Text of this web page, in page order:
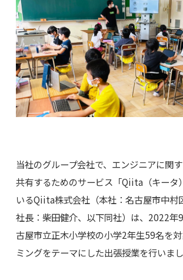
当社のグループ会社で、エンジニアに関
共有するためのサービス「Qiita（キータ
いるQiita株式会社（本社：名古屋市中村
社長：柴田健介、以下同社）は、2022年
古屋市立正木小学校の小学2年生59名を
ミングをテーマにした出張授業を行いまし